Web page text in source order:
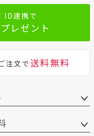
ID連携で
レゼント
注文で 送料無料